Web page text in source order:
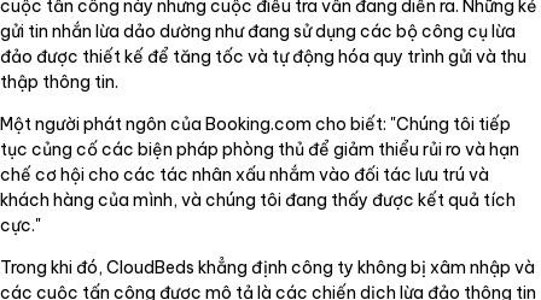
cuộc tấn công này nhưng cuộc điều tra vẫn đang diễn ra. Những kẻ
gửi tin nhắn lừa dảo dường như đang sử dụng các bộ công cụ lừa
đảo được thiết kế để tăng tốc và tự động hóa quy trình gửi và thu
thập thông tin.
Một người phát ngôn của Booking.com cho biết: "Chúng tôi tiếp
tục củng cố các biện pháp phòng thủ để giảm thiểu rủi ro và hạn
chế cơ hội cho các tác nhân xấu nhắm vào đối tác lưu trú và
khách hàng của mình, và chúng tôi đang thấy được kết quả tích
cực."
Trong khi đó, CloudBeds khẳng định công ty không bị xâm nhập và
các cuộc tấn công được mô tả là các chiến dịch lừa đảo thông tin